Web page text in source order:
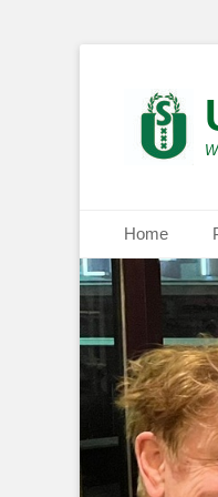
Primair
naar
de
inhoud
Home